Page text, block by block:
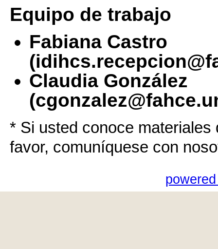
Equipo de trabajo
Fabiana Castro
Claudia González
* Si usted conoce
favor, comuníquese con